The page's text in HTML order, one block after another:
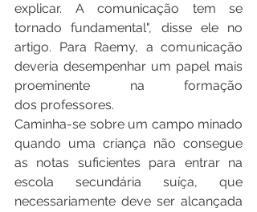
explicar. A comunicação tem se
tornado fundamental", disse ele no
artigo. Para Raemy, a comunicação
deveria desempenhar um papel mais
proeminente na formação
dos professores.
Caminha-se sobre um campo minado
quando uma criança não consegue
as notas suficientes para entrar na
escola secundária suíça, que
necessariamente deve ser alcançada